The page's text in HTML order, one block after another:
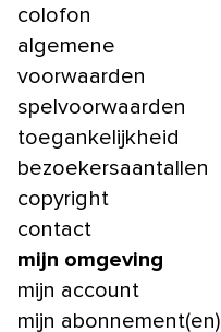
colofon
algemene
voorwaarden
spelvoorwaarden
toegankelijkheid
bezoekersaantallen
copyright
contact
mijn omgeving
mijn account
mijn abonnement(en)